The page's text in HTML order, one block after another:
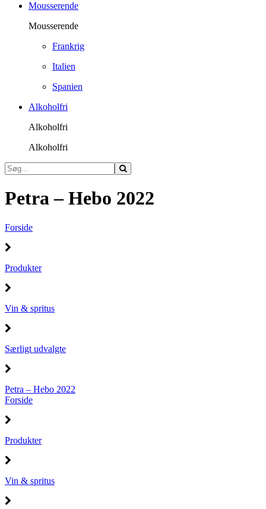
Mousserende
Mousserende
Frankrig
Italien
Spanien
Alkoholfri
Alkoholfri
Alkoholfri
Petra – Hebo 2022
Forside
Produkter
Vin & spritus
Særligt udvalgte
Petra – Hebo 2022
Forside
Produkter
Vin & spritus